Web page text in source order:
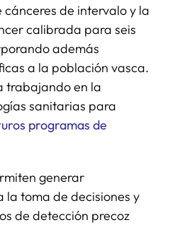
de intervalo y la
calibrada para seis
además
a la población vasca.
trabajando en la
sanitarias para
programas de
generar
la toma de decisiones y
de detección precoz